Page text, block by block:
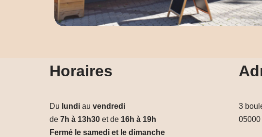
Horaires
Du lundi au vendredi
de 7h à 13h30 et de 16h à 19h
Fermé le samedi et le dimanche
3
05000